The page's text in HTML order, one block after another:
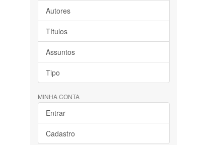
Autores
Títulos
Assuntos
Tipo
MINHA CONTA
Entrar
Cadastro